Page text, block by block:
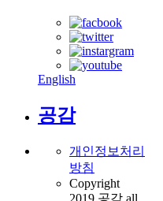
English
공감
개인정보처리
방침
Copyright
2019 공감 all